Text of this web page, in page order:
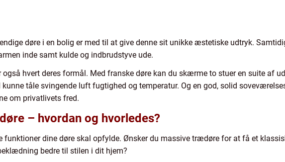
døre i en bolig er med til at give denne sit unikke æstetiske udtryk.
inde samt kulde og indbrudstyve ude.
også hvert deres formål. Med franske døre kan du skærme to stuer en suite af
tåle svingende luft fugtighed og temperatur. Og en god, solid
om privatlivets fred.
– hvordan og hvorledes?
funktioner dine døre skal opfylde. Ønsker du massive trædøre for at få et
bedre til stilen i dit hjem?